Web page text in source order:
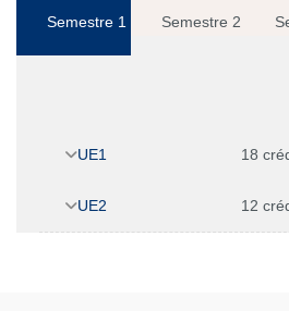
Semestre 1 Semestre 2
UE1 18
UE2 12